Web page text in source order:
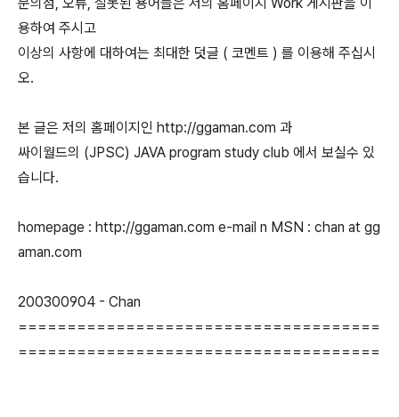
용하여 주시고
이상의 사항에 대하여는 최대한 덧글 ( 코멘트 ) 를 이용해 주십시
오.
본 글은 저의 홈페이지인 http://ggaman.com 과
싸이월드의 (JPSC) JAVA program study club 에서 보실수 있
습니다.
homepage : http://ggaman.com e-mail n MSN : chan at gg
aman.com
200300904 - Chan
=====================================
=====================================